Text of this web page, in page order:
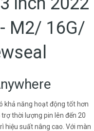
M2/ 16G/
khả năng hoạt động tốt hơn
thời lượng pin lên đến 20
hiệu suất nâng cao. Với màn